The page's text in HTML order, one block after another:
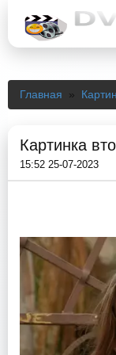
Главная »
Картинка
15:52 25-07-2023